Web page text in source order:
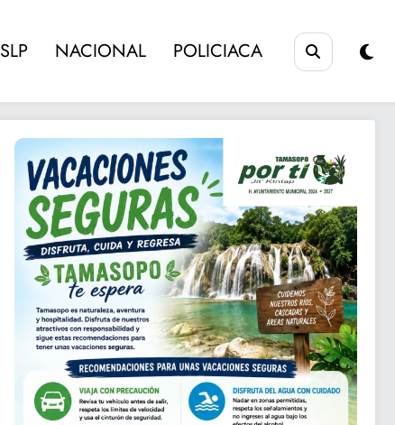
SLP NACIONAL POLICIACA